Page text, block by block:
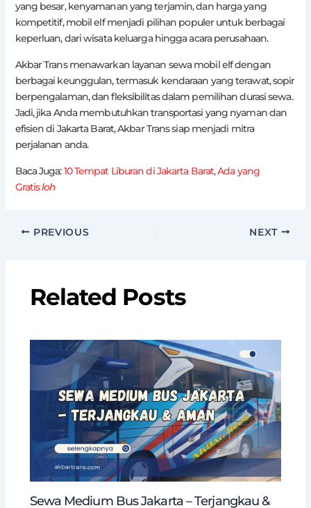
yang besar, kenyamanan yang terjamin, dan harga yang
kompetitif, mobil elf menjadi pilihan populer untuk berbagai
keperluan, dari wisata keluarga hingga acara perusahaan.
Akbar Trans menawarkan layanan sewa mobil elf dengan
berbagai keunggulan, termasuk kendaraan yang terawat, sopir
berpengalaman, dan fleksibilitas dalam pemilihan durasi sewa.
Jadi, jika Anda membutuhkan transportasi yang nyaman dan
efisien di Jakarta Barat, Akbar Trans siap menjadi mitra
perjalanan anda.
Baca Juga:10 Tempat Liburan di Jakarta Barat, Ada yang
Gratisloh
PREVIOUS NEXT
Related Posts
Sewa Medium Bus Jakarta – Terjangkau &